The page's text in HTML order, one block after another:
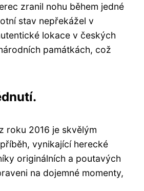
zranil nohu během jedné
stav nepřekážel v
lokace v českých
památkách, což
roku 2016 je skvělým
vynikající herecké
originálních a poutavých
na dojemné momenty,